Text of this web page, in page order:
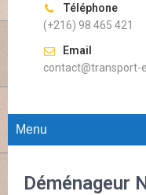
Téléphone
(+216) 98 465 421
Email
Menu
Déménageur